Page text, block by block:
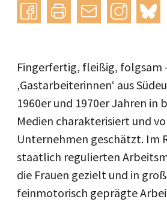
Instagram
Fingerfertig, fleißig, folgsam
‚Gastarbeiterinnen‘ aus
1960er und 1970er Jahren in
Medien charakterisiert und
Unternehmen geschätzt. Im
staatlich regulierten
die Frauen gezielt und in
feinmotorisch geprägte